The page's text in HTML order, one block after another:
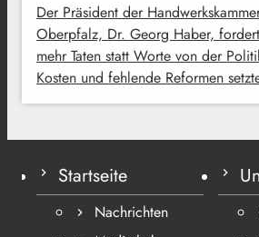
Der Präsident der
Oberpfalz, Dr. Georg Haber, fordert
mehr Taten statt Worte von der
Kosten und fehlende Reformen
Startseite
Nachrichten